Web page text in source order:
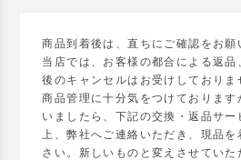
商品到着後は、直ちにご確認をお願
当店では、お客様の都合による返品
後のキャンセルはお受けしておりま
商品管理に十分気をつけております
いましたら、下記の交換・返品サー
上、弊社へご連絡いただき、現品
さい。新しいものと変えさせていた